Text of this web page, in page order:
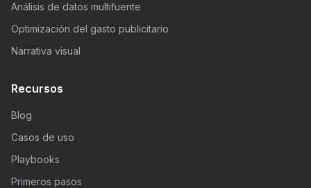
Análisis de datos multifuente
Optimización del gasto publicitario
Narrativa visual
Recursos
Blog
Casos de uso
Playbooks
Primeros pasos